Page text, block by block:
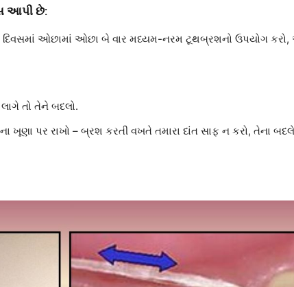
આપી છે:
દિવસમાં ઓછામાં ઓછા બે વાર મધ્યમ-નરમ ટૂથબ્રશનો ઉપયોગ
તો તેને બદલો.
ખૂણા પર રાખો – બ્રશ કરતી વખતે તમારા દાંત સાફ ન કરો, તેના